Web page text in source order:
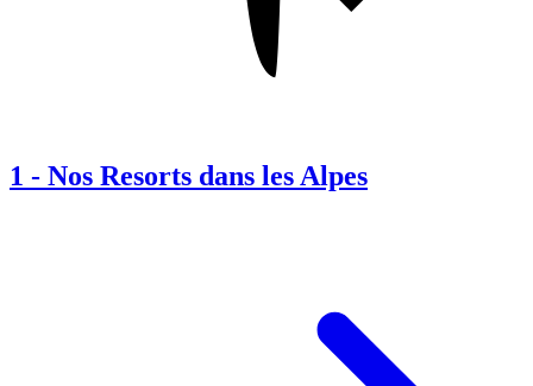
1 - Nos Resorts dans les Alpes